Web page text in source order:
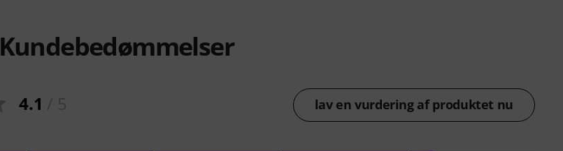
Kundebedømmelser
4.1 lav en vurdering af produktet nu